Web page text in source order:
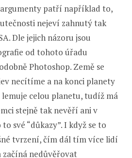
patří například to,
nejeví zahnutý tak
Dle jejich názoru jsou
od tohoto úřadu
Photoshop. Země se
necítíme a na konci planety
lemuje celou planetu, tudíž má
stejně tak nevěří ani v
své “důkazy”. I když se to
tvrzení, čím dál tím více lidí
nedůvěřovat